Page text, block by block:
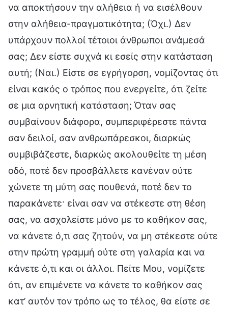
να αποκτήσουν την αλήθεια ή να εισέλθουν
στην αλήθεια-πραγματικότητα; (Όχι.) Δεν
υπάρχουν πολλοί τέτοιοι άνθρωποι ανάμεσά
σας; Δεν είστε συχνά κι εσείς στην κατάσταση
αυτή; (Ναι.) Είστε σε εγρήγορση, νομίζοντας ότι
είναι κακός ο τρόπος που ενεργείτε, ότι ζείτε
σε μια αρνητική κατάσταση; Όταν σας
συμβαίνουν διάφορα, συμπεριφέρεστε πάντα
σαν δειλοί, σαν ανθρωπάρεσκοι, διαρκώς
συμβιβάζεστε, διαρκώς ακολουθείτε τη μέση
οδό, ποτέ δεν προσβάλλετε κανέναν ούτε
χώνετε τη μύτη σας πουθενά, ποτέ δεν το
παρακάνετε· είναι σαν να στέκεστε στη θέση
σας, να ασχολείστε μόνο με το καθήκον σας,
να κάνετε ό,τι σας ζητούν, να μη στέκεστε ούτε
στην πρώτη γραμμή ούτε στη γαλαρία και να
κάνετε ό,τι και οι άλλοι. Πείτε Μου, νομίζετε
ότι, αν επιμένετε να κάνετε το καθήκον σας
κατ’ αυτόν τον τρόπο ως το τέλος, θα είστε σε